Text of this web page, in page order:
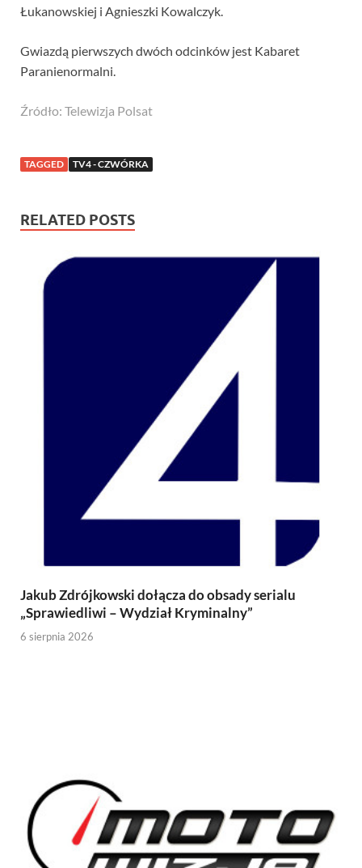
Łukanowskiej i Agnieszki Kowalczyk.
Gwiazdą pierwszych dwóch odcinków jest Kabaret
Paranienormalni.
Źródło: Telewizja Polsat
TAGGED TV4 - CZWÓRKA
RELATED POSTS
Jakub Zdrójkowski dołącza do obsady serialu
„Sprawiedliwi – Wydział Kryminalny”
6 sierpnia 2026